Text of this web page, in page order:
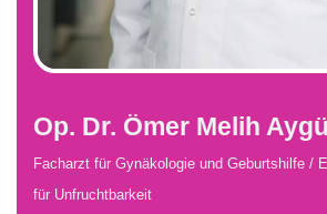
Op. Dr. Ömer Melih
Facharzt für Gynäkologie und Geburtshilfe /
für Unfruchtbarkeit